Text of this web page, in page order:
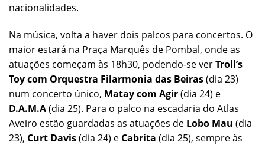
nacionalidades.
Na música, volta a haver dois palcos para concertos. O
maior estará na Praça Marquês de Pombal, onde as
atuações começam às 18h30, podendo-se verTroll’s
Toy com Orquestra Filarmonia das Beiras(dia 23)
num concerto único, Matay com Agir(dia 24) e
D.A.M.A(dia 25). Para o palco na escadaria do Atlas
Aveiro estão guardadas as atuações de Lobo Mau (dia
23), Curt Davis(dia 24) e Cabrita (dia 25), sempre às